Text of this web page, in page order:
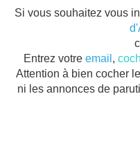
Si vous souhaitez vous
Entrez votre email ,
Attention à bien cocher
ni les annonces de